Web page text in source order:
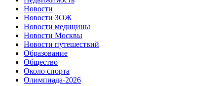
Новости
Новости ЗОЖ
Новости медицины
Новости Москвы
Новости путешествий
Образование
Общество
Около спорта
Олимпиада-2026